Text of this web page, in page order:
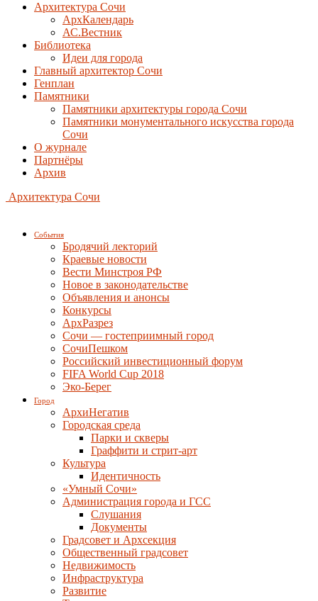
Архитектура Сочи
АрхКалендарь
АС.Вестник
Библиотека
Идеи для города
Главный архитектор Сочи
Генплан
Памятники
Памятники архитектуры города Сочи
Памятники монументального искусства города
Сочи
О журнале
Партнёры
Архив
Архитектура Сочи
События
Бродячий лекторий
Краевые новости
Вести Минстроя РФ
Новое в законодательстве
Объявления и анонсы
Конкурсы
АрхРазрез
Сочи — гостеприимный город
СочиПешком
Российский инвестиционный форум
FIFA World Cup 2018
Эко-Берег
Город
АрхиНегатив
Городская среда
Парки и скверы
Граффити и стрит-арт
Культура
Идентичность
«Умный Сочи»
Администрация города и ГСС
Слушания
Документы
Градсовет и Архсекция
Общественный градсовет
Недвижимость
Инфраструктура
Развитие